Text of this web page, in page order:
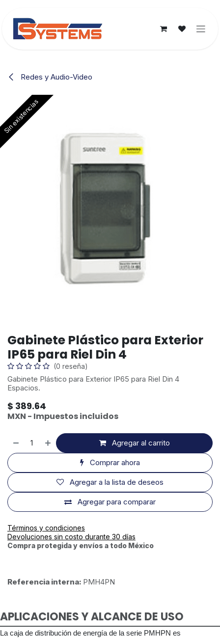
Redes y Audio-Video
Sin existencias
Gabinete Plástico para Exterior
IP65 para Riel Din 4
(0 reseña)
Gabinete Plástico para Exterior IP65 para Riel Din 4
Espacios.
$ 389.64
MXN - Impuestos incluidos
Agregar al carrito
Comprar ahora
Agregar para comparar
Agregar a la lista de deseos
Términos y condiciones
Devoluciones sin costo durante 30 días
Compra protegida y envíos a todo México
Referencia interna: PMH4PN
APLICACIONES Y ALCANCE DE USO
La caja de distribución de energía de la serie PMHPN es